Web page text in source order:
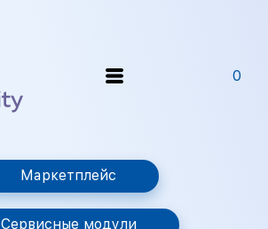
0
Маркетплейс
Сервисные модули